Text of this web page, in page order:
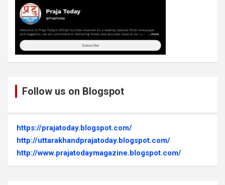
Follow us on Blogspot
https://prajatoday.blogspot.com/
http://uttarakhandprajatoday.blogspot.com/
http://www.prajatodaymagazine.blogspot.com/